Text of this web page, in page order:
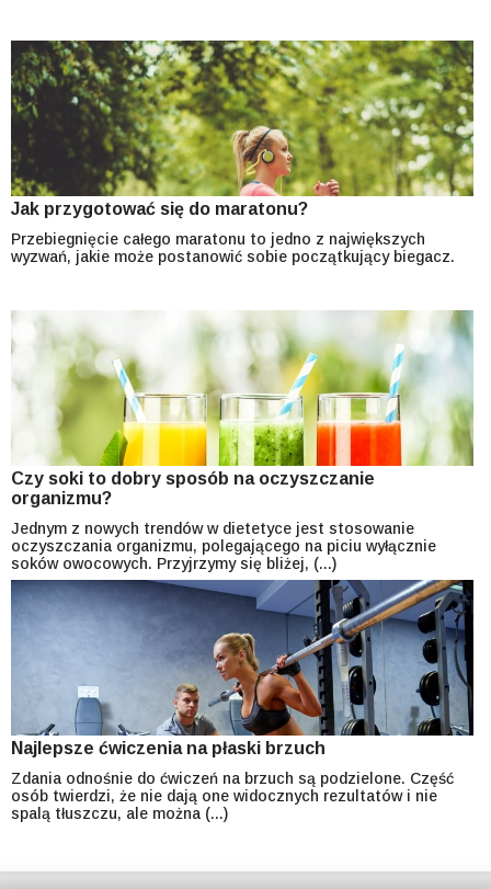
Jak przygotować się do maratonu?
Przebiegnięcie całego maratonu to jedno z największych
wyzwań, jakie może postanowić sobie początkujący biegacz.
Czy soki to dobry sposób na oczyszczanie
organizmu?
Jednym z nowych trendów w dietetyce jest stosowanie
oczyszczania organizmu, polegającego na piciu wyłącznie
soków owocowych. Przyjrzymy się bliżej, (...)
Najlepsze ćwiczenia na płaski brzuch
Zdania odnośnie do ćwiczeń na brzuch są podzielone. Część
osób twierdzi, że nie dają one widocznych rezultatów i nie
spalą tłuszczu, ale można (...)